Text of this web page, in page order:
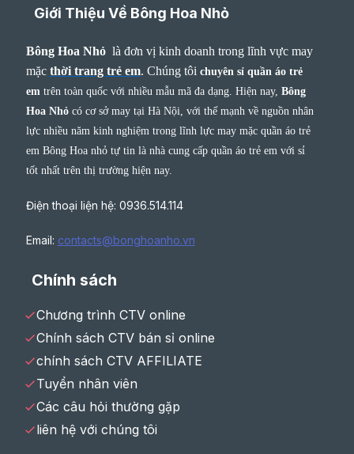
Giới Thiệu Về Bông Hoa Nhỏ
Bông Hoa Nhỏ là đơn vị kinh doanh trong lĩnh vực may
mặc thời trang trẻ em. Chúng tôi chuyên sỉ quần áo trẻ
em trên toàn quốc với nhiều mẫu mã đa dạng. Hiện nay, Bông
Hoa Nhỏcó cơ sở may tại Hà Nội, với thế mạnh về nguồn nhân
lực nhiều năm kinh nghiệm trong lĩnh lực may mặc quần áo trẻ
em Bông Hoa nhỏ tự tin là nhà cung cấp quần áo trẻ em với sỉ
tốt nhất trên thị trường hiện nay.
Điện thoại liện hệ: 0936.514.114
Email: contacts@bonghoanho.vn
Chính sách
Chương trình CTV online
Chính sách CTV bán sỉ online
chính sách CTV AFFILIATE
Tuyển nhân viên
Các câu hỏi thường gặp
liên hệ với chúng tôi